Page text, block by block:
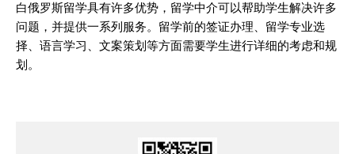
白俄罗斯留学具有许多优势，留学中介可以帮助学生解决许多
问题，并提供一系列服务。留学前的签证办理、留学专业选
择、语言学习、文案策划等方面需要学生进行详细的考虑和规
划。